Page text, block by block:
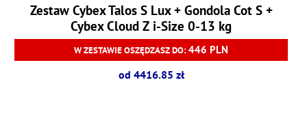
Zestaw Cybex Talos S Lux + Gondola Cot S +
Cybex Cloud Z i-Size 0-13 kg
W ZESTAWIE OSZĘDZASZ DO:446 PLN
od 4416.85 zł